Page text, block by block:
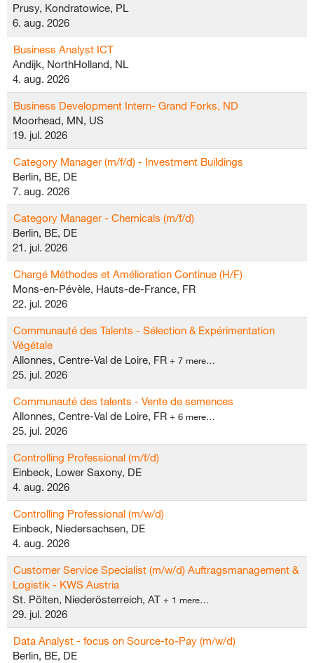
Prusy, Kondratowice, PL
6. aug. 2026
Business Analyst ICT
Andijk, NorthHolland, NL
4. aug. 2026
Business Development Intern- Grand Forks, ND
Moorhead, MN, US
19. jul. 2026
Category Manager (m/f/d) - Investment Buildings
Berlin, BE, DE
7. aug. 2026
Category Manager - Chemicals (m/f/d)
Berlin, BE, DE
21. jul. 2026
Chargé Méthodes et Amélioration Continue (H/F)
Mons-en-Pévèle, Hauts-de-France, FR
22. jul. 2026
Communauté des Talents - Sélection & Expérimentation
Végétale
Allonnes, Centre-Val de Loire, FR + 7 mere…
25. jul. 2026
Communauté des talents - Vente de semences
Allonnes, Centre-Val de Loire, FR + 6 mere…
25. jul. 2026
Controlling Professional (m/f/d)
Einbeck, Lower Saxony, DE
4. aug. 2026
Controlling Professional (m/w/d)
Einbeck, Niedersachsen, DE
4. aug. 2026
Customer Service Specialist (m/w/d) Auftragsmanagement &
Logistik - KWS Austria
St. Pölten, Niederösterreich, AT + 1 mere…
29. jul. 2026
Data Analyst - focus on Source-to-Pay (m/w/d)
Berlin, BE, DE